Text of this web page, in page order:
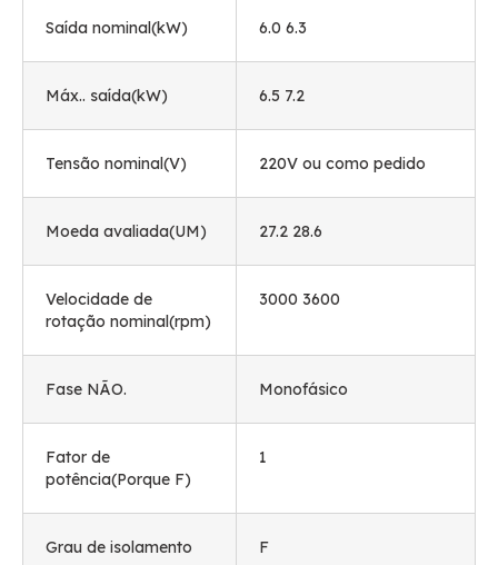
Saída nominal(kW) 6.0 6.3
Máx.. saída(kW) 6.5 7.2
Tensão nominal(V) 220V ou como pedido
Moeda avaliada(UM) 27.2 28.6
Velocidade de
rotação nominal(rpm)
3000 3600
Fase NÃO. Monofásico
Fator de
potência(Porque F)
1
Grau de isolamento F